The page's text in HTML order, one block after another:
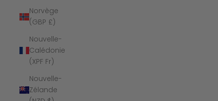
Norvège
(GBP £)
Nouvelle-
Calédonie
(XPF Fr)
Nouvelle-
Zélande